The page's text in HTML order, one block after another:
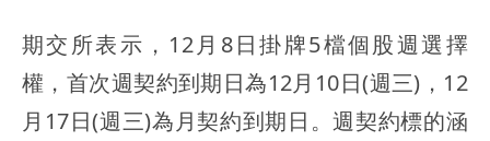
期交所表示，12月8日掛牌5檔個股週選擇
權，首次週契約到期日為12月10日(週三)，12
月17日(週三)為月契約到期日。週契約標的涵